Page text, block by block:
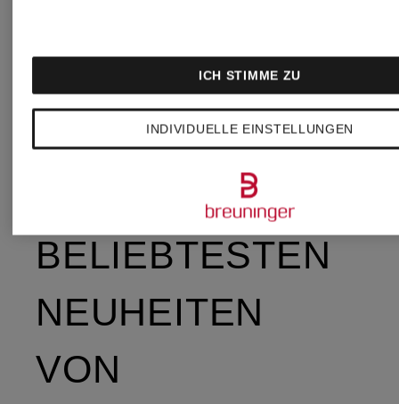
BELIEBTESTEN
NEUHEITEN
VON
INDIVIDUELLE EINSTELLUNGEN
ICH STIMME ZU